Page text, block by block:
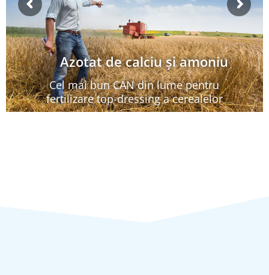
Azotat de calciu şi amoniu
Cel mai bun CAN din lume pentru
fertilizare top-dressing a cerealelor